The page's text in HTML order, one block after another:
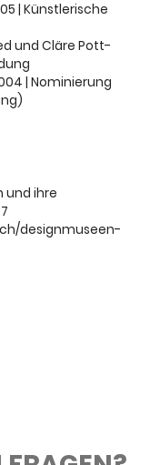
| Künstlerische
und Cläre Pott-
| Nominierung
und ihre
designmuseen-